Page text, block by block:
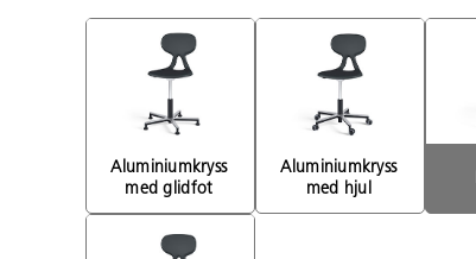
Aluminiumkryss
med glidfot
Aluminiumkryss
med hjul